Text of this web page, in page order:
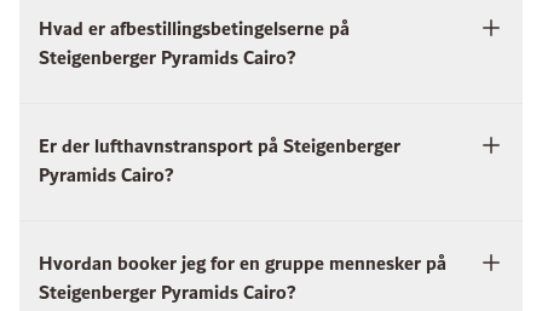
Hvad er afbestillingsbetingelserne på
Steigenberger Pyramids Cairo?
Er der lufthavnstransport på Steigenberger
Pyramids Cairo?
Hvordan booker jeg for en gruppe mennesker på
Steigenberger Pyramids Cairo?